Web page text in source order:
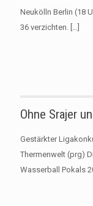
Neukölln Berlin (18
36 verzichten. […]
Ohne Srajer
Gestärkter
Thermenwelt (prg)
Wasserball Pokals